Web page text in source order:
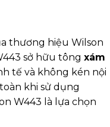
thương hiệu Wilson
sở hữu tông xám
tế và không kén nội
khi sử dụng
W443 là lựa chọn